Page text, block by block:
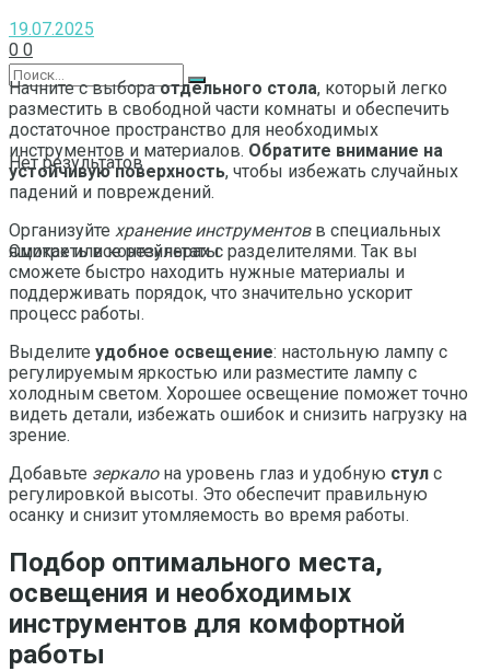
Нет результатов
Смотреть все результаты
19.07.2025
0 0
Начните с выбораотдельного стола, который легко
разместить в свободной части комнаты и обеспечить
достаточное пространство для необходимых
инструментов и материалов. Обратите внимание на
устойчивую поверхность, чтобы избежать случайных
падений и повреждений.
Организуйте хранение инструментовв специальных
ящиках или контейнерах с разделителями. Так вы
сможете быстро находить нужные материалы и
поддерживать порядок, что значительно ускорит
процесс работы.
Выделите удобное освещение: настольную лампу с
регулируемым яркостью или разместите лампу с
холодным светом. Хорошее освещение поможет точно
видеть детали, избежать ошибок и снизить нагрузку на
зрение.
Добавьте зеркалона уровень глаз и удобную стул с
регулировкой высоты. Это обеспечит правильную
осанку и снизит утомляемость во время работы.
Подбор оптимального места,
освещения и необходимых
инструментов для комфортной
работы